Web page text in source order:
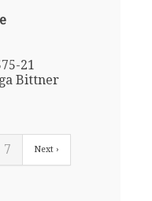
21
Bittner
7 Next ›